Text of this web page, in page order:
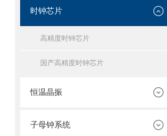
时钟芯片
高精度时钟芯片
国产高精度时钟芯片
恒温晶振
子母钟系统